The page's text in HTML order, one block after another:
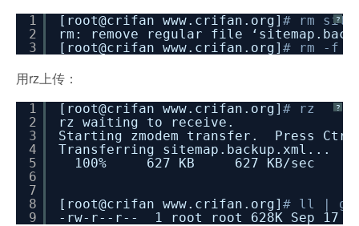
?
1
2
3
[root@crifan www.crifan.org] # rm
rm: remove regular file
[root@crifan www.crifan.org] # rm -f
用rz上传：
?
1
2
3
4
5
6
7
8
9
[root@crifan www.crifan.org] # rz
rz waiting to receive.
Starting zmodem transfer. Press
Transferring sitemap.backup.xml...
100% 627 KB 627 KB/
[root@crifan www.crifan.org] # ll |
-rw-r--r-- 1 root root 628K Sep 17